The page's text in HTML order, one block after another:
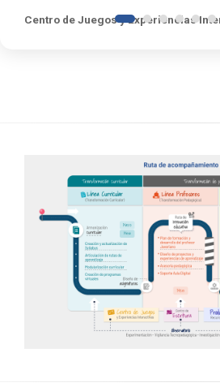
Centro de Juegos y Experiencias